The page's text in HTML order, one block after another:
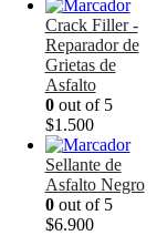
Crack Filler -
Reparador de
Grietas de
Asfalto
0out of 5
$1.500
Sellante de
Asfalto Negro
0out of 5
$6.900